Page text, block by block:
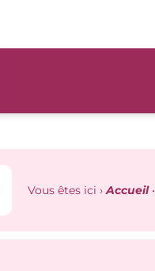
Vous êtes ici › Accueil•